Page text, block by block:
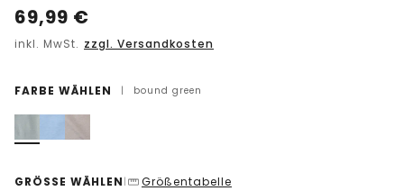
69,99 €
inkl. MwSt. zzgl. Versandkosten
FARBE WÄHLEN | bound green
GRÖSSE WÄHLEN | Größentabelle